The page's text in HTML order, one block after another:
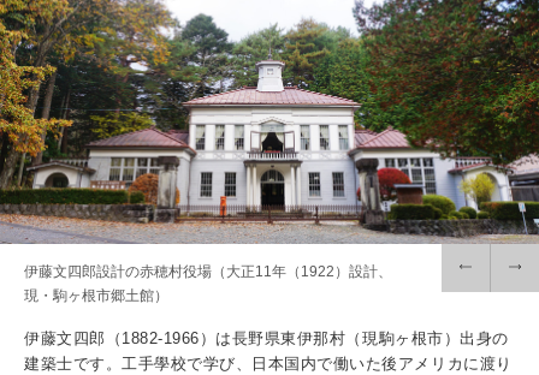
入試情報
受験生の方 在学生・保証人の方 卒業生の方
一般・企業の方 寄付・ご支援 アクセス
1. Action！x 工学院大学
伊藤文四郎設計の赤穂村役場（大正11年（1922）設計、
現・駒ヶ根市郷土館）
伊藤文四郎（1882-1966）は長野県東伊那村（現駒ヶ根市）出身の
建築士です。工手學校で学び、日本国内で働いた後アメリカに渡り